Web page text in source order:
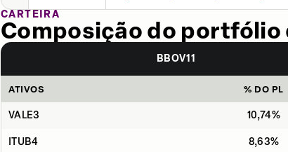
CARTEIRA
Composição do portfólio
BBOV11
ATIVOS % DO PL
VALE3 10,74%
ITUB4 8,63%